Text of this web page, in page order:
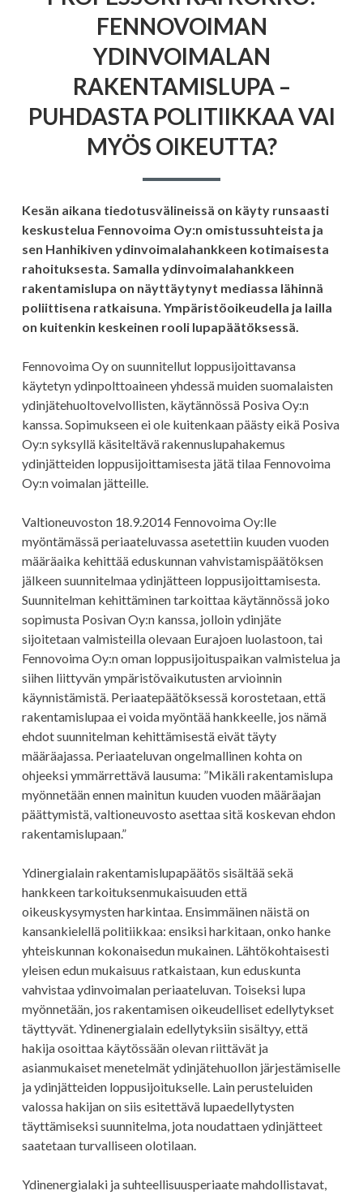
KOKKO:
VAI
MYÖS
FENNOVOIMAN
YDINVOIMALAN
RAKENTAMISLUPA –
PUHDASTA POLITIIKKAA VAI
MYÖS OIKEUTTA?
Kesän aikana tiedotusvälineissä on käyty runsaasti
keskustelua Fennovoima Oy:n omistussuhteista ja
sen Hanhikiven ydinvoimalahankkeen kotimaisesta
rahoituksesta. Samalla ydinvoimalahankkeen
rakentamislupa on näyttäytynyt mediassa lähinnä
poliittisena ratkaisuna. Ympäristöoikeudella ja lailla
on kuitenkin keskeinen rooli lupapäätöksessä.
Fennovoima Oy on suunnitellut loppusijoittavansa
käytetyn ydinpolttoaineen yhdessä muiden suomalaisten
ydinjätehuoltovelvollisten, käytännössä Posiva Oy:n
kanssa. Sopimukseen ei ole kuitenkaan päästy eikä Posiva
Oy:n syksyllä käsiteltävä rakennuslupahakemus
ydinjätteiden loppusijoittamisesta jätä tilaa Fennovoima
Oy:n voimalan jätteille.
Valtioneuvoston 18.9.2014 Fennovoima Oy:lle
myöntämässä periaateluvassa asetettiin kuuden vuoden
määräaika kehittää eduskunnan vahvistamispäätöksen
jälkeen suunnitelmaa ydinjätteen loppusijoittamisesta.
Suunnitelman kehittäminen tarkoittaa käytännössä joko
sopimusta Posivan Oy:n kanssa, jolloin ydinjäte
sijoitetaan valmisteilla olevaan Eurajoen luolastoon, tai
Fennovoima Oy:n oman loppusijoituspaikan valmistelua ja
siihen liittyvän ympäristövaikutusten arvioinnin
käynnistämistä. Periaatepäätöksessä korostetaan, että
rakentamislupaa ei voida myöntää hankkeelle, jos nämä
ehdot suunnitelman kehittämisestä eivät täyty
määräajassa. Periaateluvan ongelmallinen kohta on
ohjeeksi ymmärrettävä lausuma: ”Mikäli rakentamislupa
myönnetään ennen mainitun kuuden vuoden määräajan
päättymistä, valtioneuvosto asettaa sitä koskevan ehdon
rakentamislupaan.”
Ydinergialain rakentamislupapäätös sisältää sekä
hankkeen tarkoituksenmukaisuuden että
oikeuskysymysten harkintaa. Ensimmäinen näistä on
kansankielellä politiikkaa: ensiksi harkitaan, onko hanke
yhteiskunnan kokonaisedun mukainen. Lähtökohtaisesti
yleisen edun mukaisuus ratkaistaan, kun eduskunta
vahvistaa ydinvoimalan periaateluvan. Toiseksi lupa
myönnetään, jos rakentamisen oikeudelliset edellytykset
täyttyvät. Ydinenergialain edellytyksiin sisältyy, että
hakija osoittaa käytössään olevan riittävät ja
asianmukaiset menetelmät ydinjätehuollon järjestämiselle
ja ydinjätteiden loppusijoitukselle. Lain perusteluiden
valossa hakijan on siis esitettävä lupaedellytysten
täyttämiseksi suunnitelma, jota noudattaen ydinjätteet
saatetaan turvalliseen olotilaan.
Ydinenergialaki ja suhteellisuusperiaate mahdollistavat,